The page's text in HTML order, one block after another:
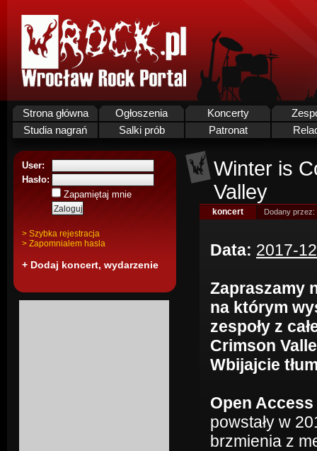
Strona główna Ogłoszenia Koncerty
Studia nagrań
Salki prób Patronat
User:
Hasło:
Zapamiętaj mnie
> Szybka rejestracja
> Zapomnialem hasla
+ Dodaj koncert, wydarzenie
Winter is
Valley
koncert Dodany przez:
Data: 2017-
Zapraszamy
na którym
zespoły z
Crimson
Wbijajcie
Open Access
powstały w
brzmienia z